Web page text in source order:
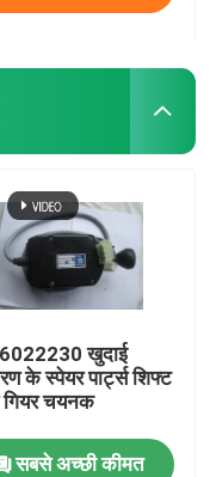
खुदाई
के स्पेयर पार्ट्स शिफ्ट
गियर चयनक
सबसे अच्छी कीमत